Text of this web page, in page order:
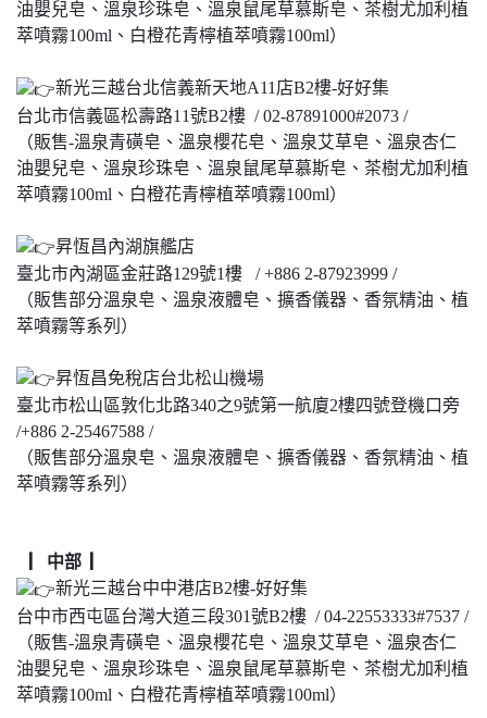
油嬰兒皂、溫泉珍珠皂、溫泉鼠尾草慕斯皂、茶樹尤加利植
萃噴霧100ml、白橙花青檸植萃噴霧100ml）
新光三越台北信義新天地A11店B2樓-好好集
台北市信義區松壽路11號B2樓 / 02-87891000#2073 /
（販售-溫泉青磺皂、溫泉櫻花皂、溫泉艾草皂、溫泉杏仁
油嬰兒皂、溫泉珍珠皂、溫泉鼠尾草慕斯皂、茶樹尤加利植
萃噴霧100ml、白橙花青檸植萃噴霧100ml）
昇恆昌內湖旗艦店
臺北市內湖區金莊路129號1樓 / +886 2-87923999 /
（販售部分溫泉皂、溫泉液體皂、擴香儀器、香氛精油、植
萃噴霧等系列）
昇恆昌免稅店台北松山機場
臺北市松山區敦化北路340之9號第一航廈2樓四號登機口旁
/+886 2-25467588 /
（販售部分溫泉皂、溫泉液體皂、擴香儀器、香氛精油、植
萃噴霧等系列）
▏中部 ▏
新光三越台中中港店B2樓-好好集
台中市西屯區台灣大道三段301號B2樓 / 04-22553333#7537 /
（販售-溫泉青磺皂、溫泉櫻花皂、溫泉艾草皂、溫泉杏仁
油嬰兒皂、溫泉珍珠皂、溫泉鼠尾草慕斯皂、茶樹尤加利植
萃噴霧100ml、白橙花青檸植萃噴霧100ml）